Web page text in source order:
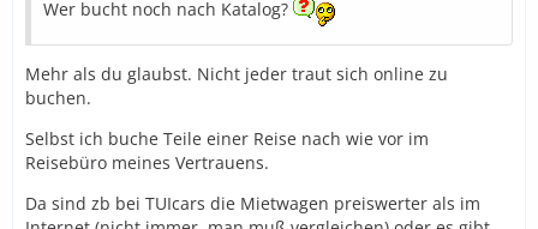
Wer bucht noch nach Katalog?
Mehr als du glaubst. Nicht jeder traut sich online zu
buchen.
Selbst ich buche Teile einer Reise nach wie vor im
Reisebüro meines Vertrauens.
Da sind zb bei TUIcars die Mietwagen preiswerter als im